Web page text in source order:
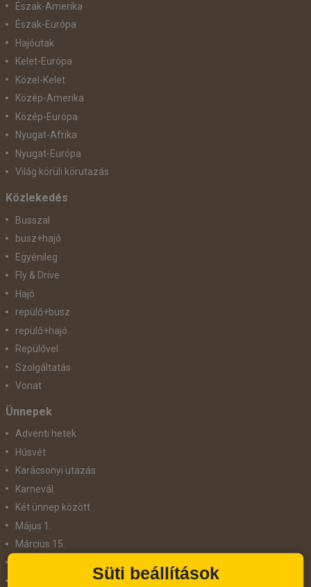
Észak-Amerika
Észak-Európa
Hajóutak
Kelet-Európa
Közel-Kelet
Közép-Amerika
Közép-Európa
Nyugat-Afrika
Nyugat-Európa
Világ körüli körutazás
Közlekedés
Busszal
busz+hajó
Egyénileg
Fly & Drive
Hajó
repülő+busz
repülő+hajó
Repülővel
Szolgáltatás
Vonat
Ünnepek
Adventi hetek
Húsvét
Karácsonyi utazás
Karnevál
Két ünnep között
Május 1.
Március 15.
Süti beállítások